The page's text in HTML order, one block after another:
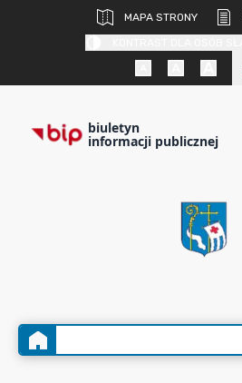
MAPA STRONY
biuletyn
informacji publicznej